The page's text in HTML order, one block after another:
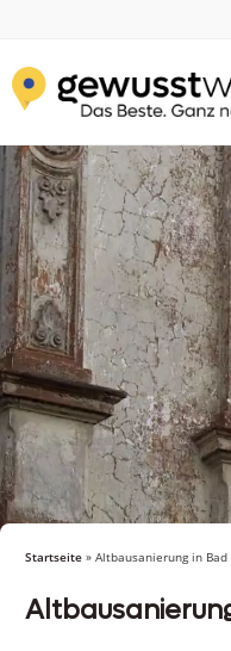
Startseite » Altbausanierung in